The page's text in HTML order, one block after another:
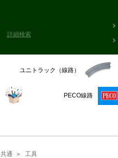
詳細検索
ユニトラック（線路）
PECO線路
共通 工具